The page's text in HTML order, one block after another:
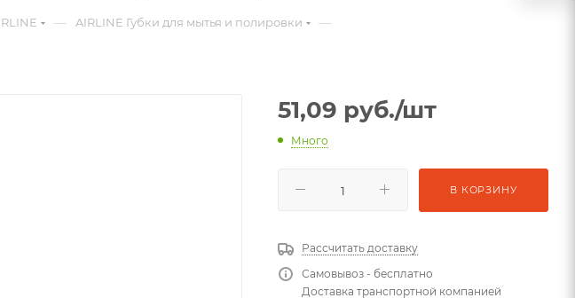
— AIRLINE Губки для мытья и полировки —
51,09 руб./шт
Много
В КОРЗИНУ
Рассчитать доставку
Самовывоз - бесплатно
Доставка транспортной компанией